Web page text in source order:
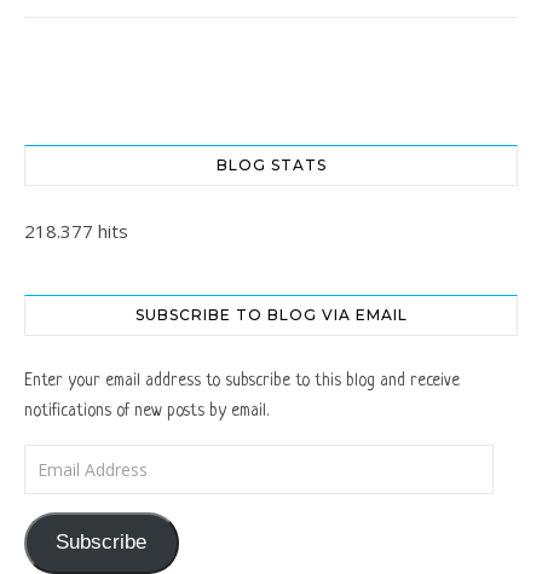
BLOG STATS
218.377 hits
SUBSCRIBE TO BLOG VIA EMAIL
Enter your email address to subscribe to this blog and receive
notifications of new posts by email.
Email Address
Subscribe